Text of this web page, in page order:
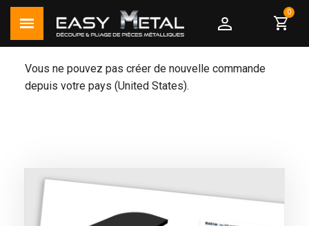
shopping_cart
Vous ne pouvez pas créer de nouvelle commande
depuis votre pays (United States).